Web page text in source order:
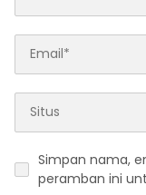
Simpan nama,
peramban ini